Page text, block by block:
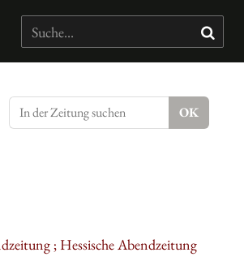
; Hessische Abendzeitung